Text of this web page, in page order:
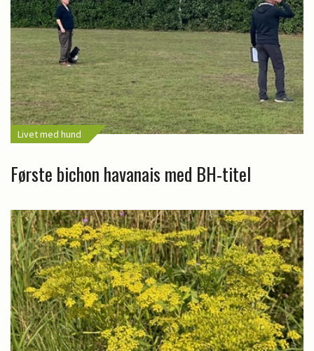
Livet med hund
Første bichon havanais med BH-titel